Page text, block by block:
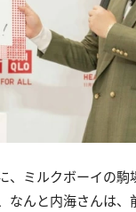
、ミルクボーイの駒
なんと内海さんは、